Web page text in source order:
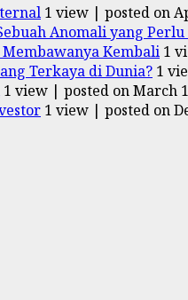
1 view | posted on
Anomali yang
Membawanya Kembali 1
Terkaya di Dunia? 1
1 view | posted on March
1 view | posted on